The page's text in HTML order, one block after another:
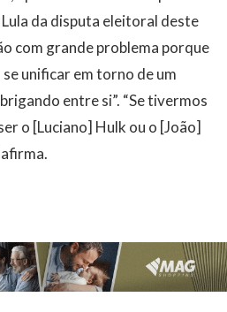
da disputa eleitoral deste
com grande problema porque
unificar em torno de um
entre si”. “Se tivermos
o [Luciano] Hulk ou o [João]